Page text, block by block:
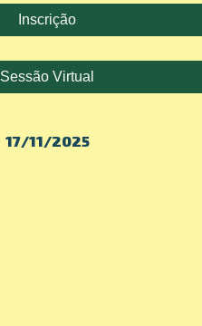
Inscrição
Sessão Virtual
17/11/2025